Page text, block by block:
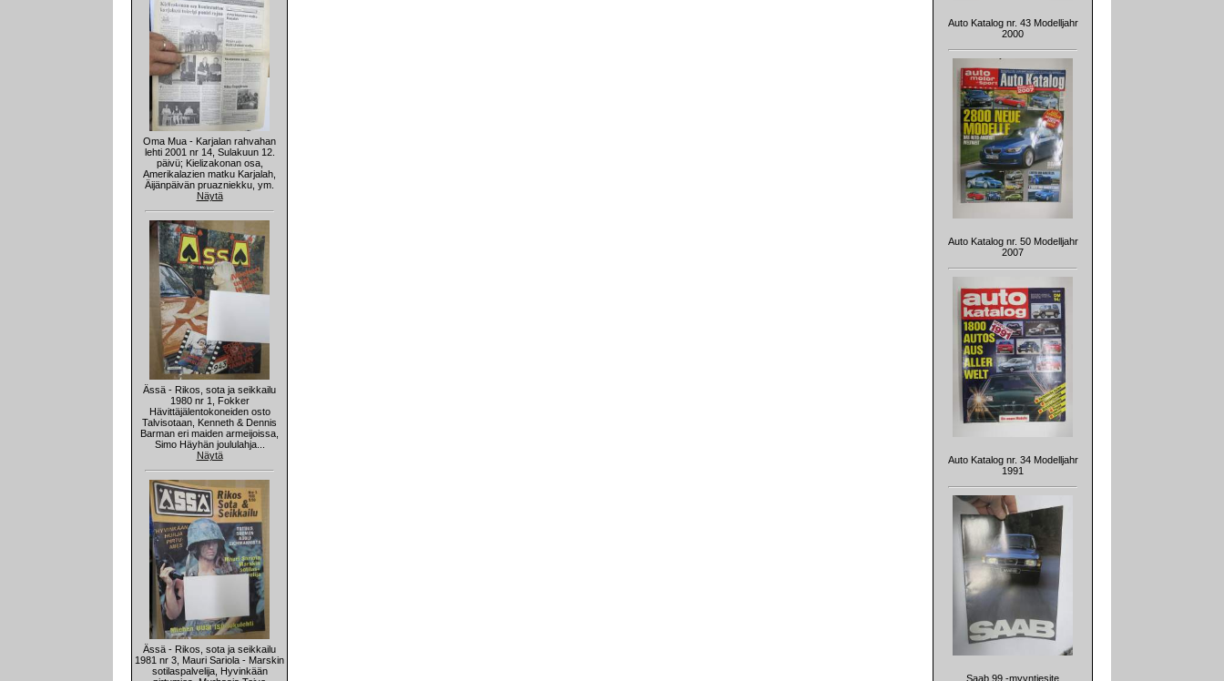
Oma Mua - Karjalan rahvahan
lehti 2001 nr 14, Sulakuun 12.
päivü; Kielizakonan osa,
Amerikalazien matku Karjalah,
Äijänpäivän pruazniekku, ym.
Näytä
Ässä - Rikos, sota ja seikkailu
1980 nr 1, Fokker
Hävittäjälentokoneiden osto
Talvisotaan, Kenneth & Dennis
Barman eri maiden armeijoissa,
Simo Häyhän joululahja...
Näytä
Ässä - Rikos, sota ja seikkailu
1981 nr 3, Mauri Sariola - Marskin
sotilaspalvelija, Hyvinkään
Auto Katalog nr. 43 Modelljahr
2000
Auto Katalog nr. 50 Modelljahr
2007
Auto Katalog nr. 34 Modelljahr
1991
Saab 99 -myyntiesite